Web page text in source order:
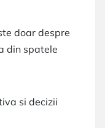
doar despre
din spatele
si decizii